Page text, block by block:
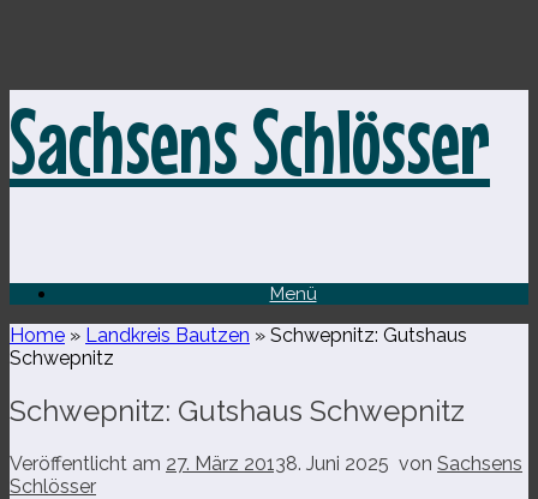
Inhalt
springen
Sachsens Schlösser
Menü
Home » Landkreis Bautzen » Schwepnitz: Gutshaus
Schwepnitz
Schwepnitz: Gutshaus Schwepnitz
Veröffentlicht am 27. März 20138. Juni 2025 von Sachsens
Schlösser